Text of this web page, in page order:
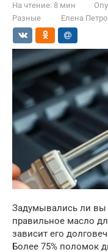
На чтение: 8 мин
Разные
Елена
Задумывались ли вы
правильное масло
зависит его
Более 75% поломок